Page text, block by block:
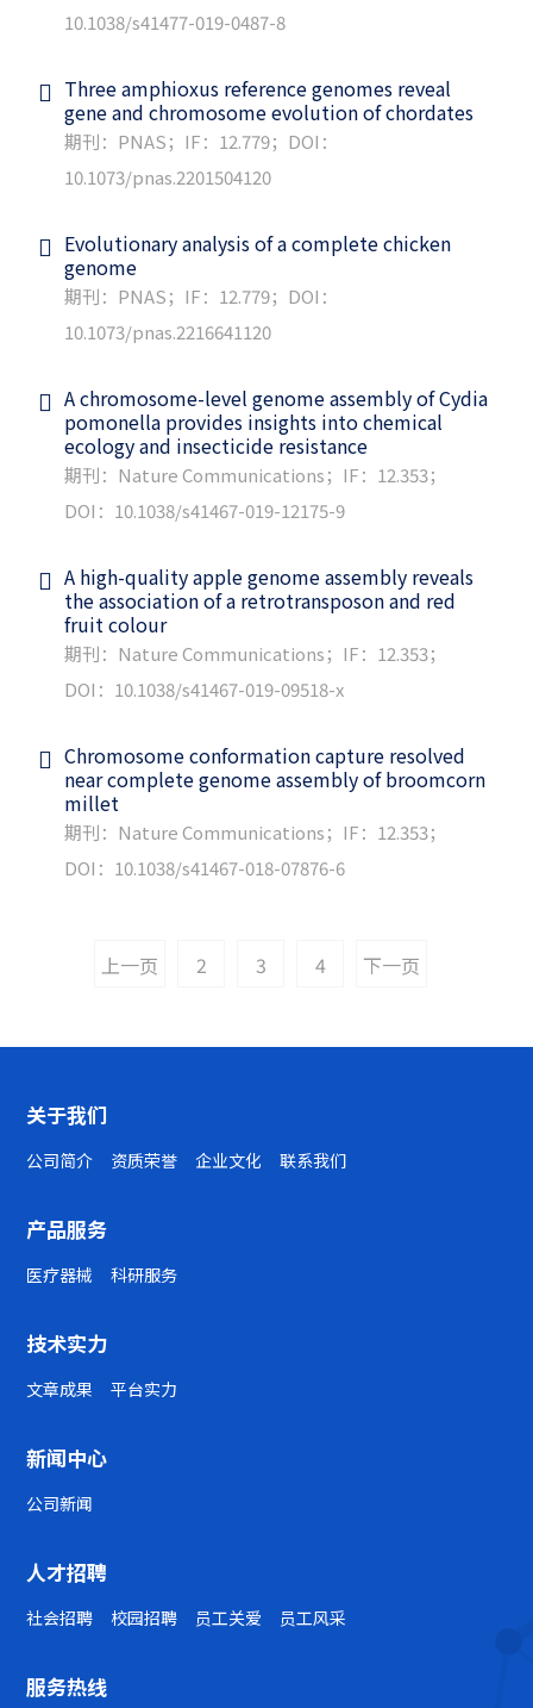
10.1038/s41477-019-0487-8
Three amphioxus reference genomes reveal
gene and chromosome evolution of chordates
期刊：PNAS；IF：12.779；DOI：
10.1073/pnas.2201504120
Evolutionary analysis of a complete chicken
genome
期刊：PNAS；IF：12.779；DOI：
10.1073/pnas.2216641120
A chromosome-level genome assembly of Cydia
pomonella provides insights into chemical
ecology and insecticide resistance
期刊：Nature Communications；IF：12.353；
DOI：10.1038/s41467-019-12175-9
A high-quality apple genome assembly reveals
the association of a retrotransposon and red
fruit colour
期刊：Nature Communications；IF：12.353；
DOI：10.1038/s41467-019-09518-x
Chromosome conformation capture resolved
near complete genome assembly of broomcorn
millet
期刊：Nature Communications；IF：12.353；
DOI：10.1038/s41467-018-07876-6
上一页 2 3 4 下一页
关于我们
公司简介 资质荣誉 企业文化 联系我们
产品服务
医疗器械 科研服务
技术实力
文章成果 平台实力
新闻中心
公司新闻
人才招聘
社会招聘 校园招聘 员工关爱 员工风采
服务热线